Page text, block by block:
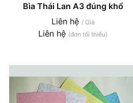
Bìa Thái Lan A3 đúng khổ
Liên hệ / Giá
Liên hệ (đơn tối thiểu)